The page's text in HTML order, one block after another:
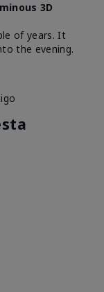
3D
of years. It
the evening.